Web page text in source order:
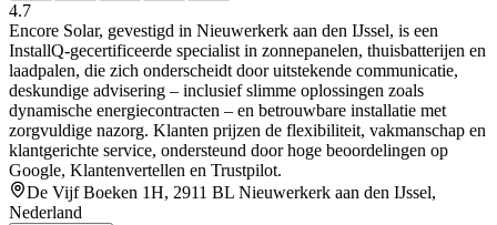
4.7
Encore Solar, gevestigd in Nieuwerkerk aan den IJssel, is een
InstallQ-gecertificeerde specialist in zonnepanelen, thuisbatterijen en
laadpalen, die zich onderscheidt door uitstekende communicatie,
deskundige advisering – inclusief slimme oplossingen zoals
dynamische energiecontracten – en betrouwbare installatie met
zorgvuldige nazorg. Klanten prijzen de flexibiliteit, vakmanschap en
klantgerichte service, ondersteund door hoge beoordelingen op
Google, Klantenvertellen en Trustpilot.
De Vijf Boeken 1H, 2911 BL Nieuwerkerk aan den IJssel,
Nederland